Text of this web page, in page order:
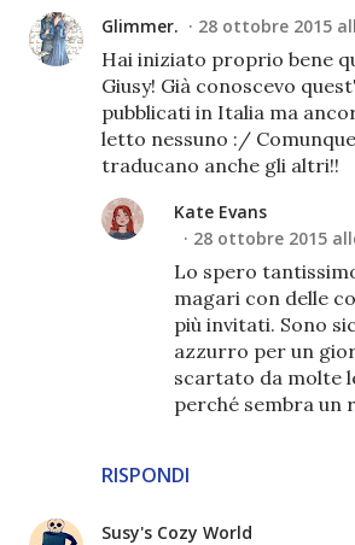
Glimmer. 28 ottobre 2015
Hai iniziato proprio bene
Giusy! Già conoscevo
pubblicati in Italia ma
letto nessuno :/
traducano anche gli altri!!
RISPONDI
Kate Evans
28 ottobre 2015
Lo spero
magari con delle
più invitati. Sono
azzurro per un
scartato da molte
perché sembra un
Susy's Cozy World